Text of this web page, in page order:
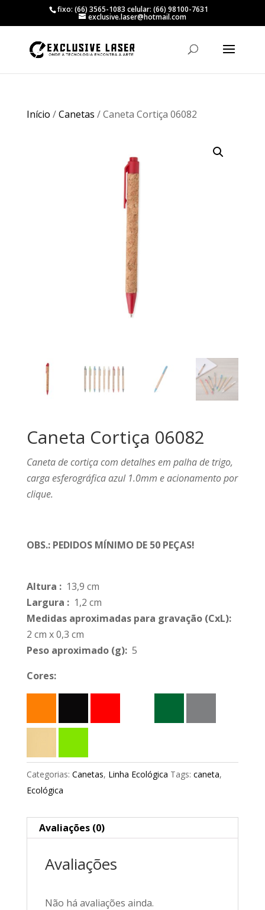
fixo: (66) 3565-1083 celular: (66) 98100-7631
exclusive.laser@hotmail.com
Início /Canetas / Caneta Cortiça 06082
Caneta Cortiça 06082
Caneta de cortiça com detalhes em palha de trigo,
carga esferográfica azul 1.0mm e acionamento por
clique.
OBS.: PEDIDOS MÍNIMO DE 50 PEÇAS!
Altura :13,9 cm
Largura : 1,2 cm
Medidas aproximadas para gravação(CxL):
2 cm x 0,3 cm
Peso aproximado(g): 5
Cores:
Categorias: Canetas, Linha Ecológica Tags: caneta,
Ecológica
Avaliações (0)
Avaliações
Não há avaliações ainda.